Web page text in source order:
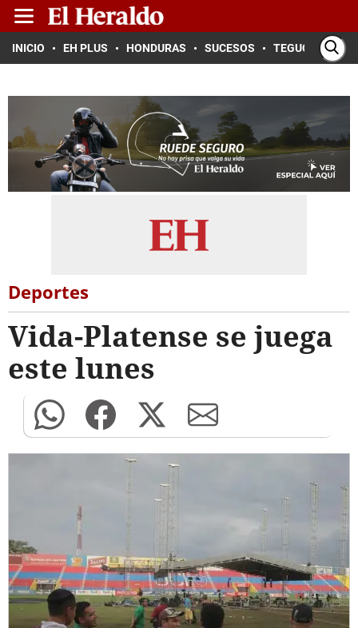
INICIO EH PLUS HONDURAS SUCESOS TEGUCIGALPA
Deportes
Vida-Platense se juega
este lunes